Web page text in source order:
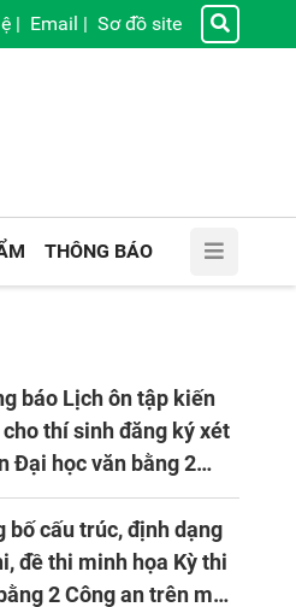
| Email | Sơ đồ site
THÔNG BÁO
báo Lịch ôn tập kiến
thí sinh đăng ký xét
Đại học văn bằng 2
mới, mở tại Học viện
năm học 2026 - 2027
bố cấu trúc, định dạng
đề thi minh họa Kỳ thi
2 Công an trên máy